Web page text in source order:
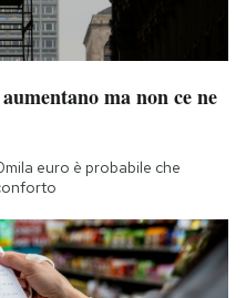
ma non ce ne
euro è probabile che